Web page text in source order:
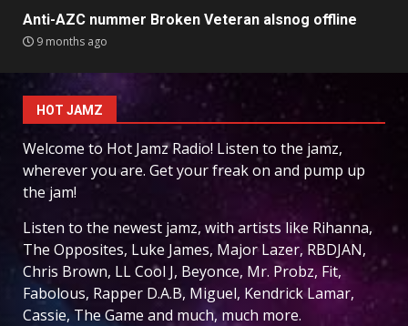
Anti-AZC nummer Broken Veteran alsnog offline
9 months ago
HOT JAMZ
Welcome to Hot Jamz Radio! Listen to the jamz,
wherever you are. Get your freak on and pump up
the jam!
Listen to the newest jamz, with artists like Rihanna,
The Opposites, Luke James, Major Lazer, RBDJAN,
Chris Brown, LL Cool J, Beyonce, Mr. Probz, Fit,
Fabolous, Rapper D.A.B, Miguel, Kendrick Lamar,
Cassie, The Game and much, much more.